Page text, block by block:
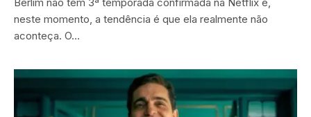
neste momento, a tendência é que ela realmente não
aconteça. O…